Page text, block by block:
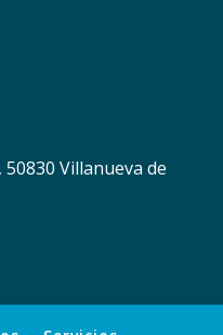
Villanueva de